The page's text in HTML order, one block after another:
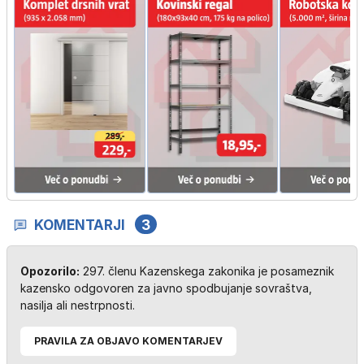
KOMENTARJI 3
Opozorilo: 297. členu Kazenskega zakonika je posameznik
kazensko odgovoren za javno spodbujanje sovraštva,
nasilja ali nestrpnosti.
PRAVILA ZA OBJAVO KOMENTARJEV